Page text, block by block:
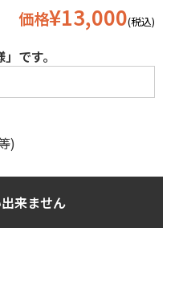
価格¥13,000(税込)
です。
)
来ません